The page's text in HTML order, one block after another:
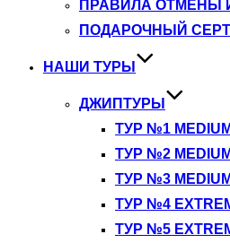
ПРАВИЛА ОТМЕНЫ
ПОДАРОЧНЫЙ
НАШИ ТУРЫ
ДЖИПТУРЫ
ТУР №1 MEDIUM
ТУР №2 MEDIUM
ТУР №3 MEDIUM
ТУР №4
ТУР №5